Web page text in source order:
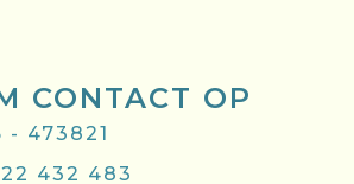
CONTACT OP
- 473821
432 483